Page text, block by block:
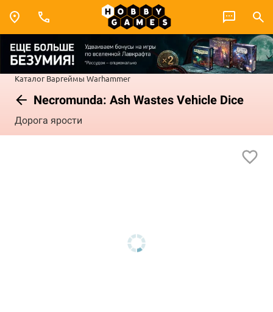
Каталог Варгеймы Warhammer
Necromunda: Ash Wastes Vehicle Dice
Дорога ярости